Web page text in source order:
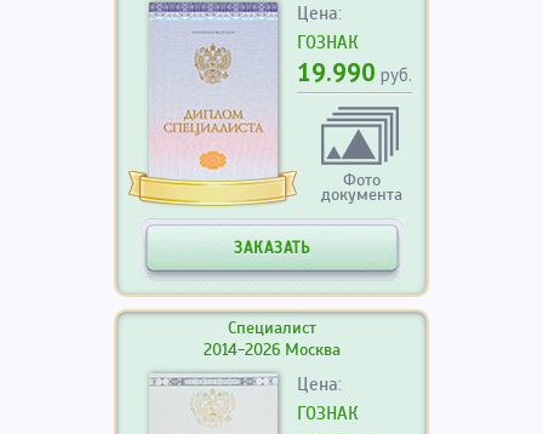
Цена:
ГОЗНАК
19.990 руб.
Фото
документа
ЗАКАЗАТЬ
Специалист
2014-2026 Москва
Цена:
ГОЗНАК